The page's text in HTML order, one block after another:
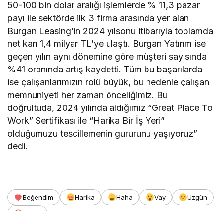
50-100 bin dolar aralığı işlemlerde % 11,3 pazar
payı ile sektörde ilk 3 firma arasında yer alan
Burgan Leasing’in 2024 yılsonu itibarıyla toplamda
net karı 1,4 milyar TL’ye ulaştı. Burgan Yatırım ise
geçen yılın aynı dönemine göre müşteri sayısında
%41 oranında artış kaydetti. Tüm bu başarılarda
ise çalışanlarımızın rolü büyük, bu nedenle çalışan
memnuniyeti her zaman önceliğimiz. Bu
doğrultuda, 2024 yılında aldığımız “Great Place To
Work” Sertifikası ile “Harika Bir İş Yeri”
olduğumuzu tescillemenin gururunu yaşıyoruz”
dedi.
Beğendim Harika Haha Vay
Üzgün